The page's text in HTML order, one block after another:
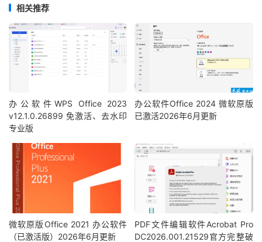
相关推荐
办公软件WPS Office 2023
v12.1.0.26899 免激活、去水印
专业版
办公软件Office 2024 微软原版
已激活2026年6月更新
微软原版Office 2021 办公软件
（已激活版）2026年6月更新
PDF文件编辑软件Acrobat Pro
DC2026.001.21529官方完整破